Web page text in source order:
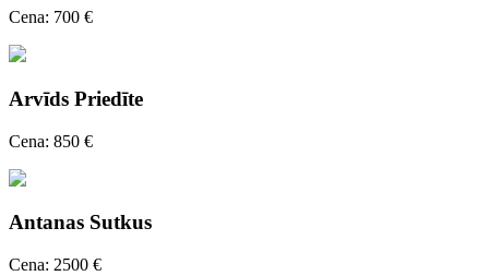
Cena: 700 €
Arvīds Priedīte
Cena: 850 €
Antanas Sutkus
Cena: 2500 €